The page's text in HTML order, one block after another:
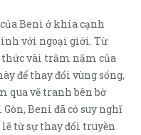
Beni ở khía cạnh
với ngoại giới. Từ
thức vài trăm năm của
để thay đổi vùng sống,
qua vẽ tranh bên bờ
Beni đã có suy nghĩ
lẽ từ sự thay đổi truyền